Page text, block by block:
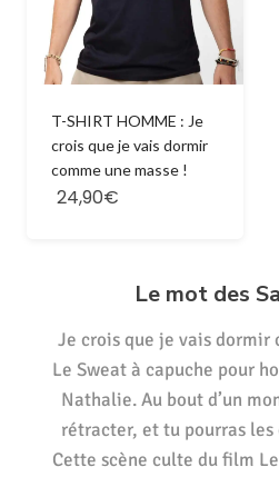
T-SHIRT HOMME : Je
crois que je vais dormir
comme une masse !
24,90€
Le mot des
Je crois que je vais dormir
Le Sweat à capuche pour
Nathalie. Au bout d’un
rétracter, et tu pourras
Cette scène culte du film